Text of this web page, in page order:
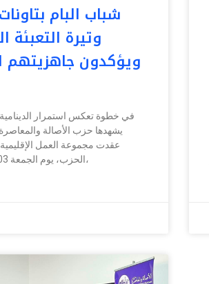
شباب البام
وتيرة التعبئة
ويؤكدون جاهزيتهم
في خطوة تعكس استمرار الدينامية
يشهدها حزب الأصالة والمعاصرة
عقدت مجموعة العمل
الحزب، يوم الجمعة 03 يوليوز الجاري،